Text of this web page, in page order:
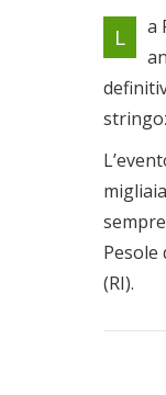
4-5
05/
L
a
Pesole
(RI).